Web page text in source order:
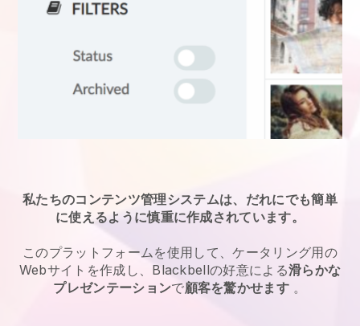
私たちのコンテンツ管理システムは、だれにでも簡単
に使えるように慎重に作成されています。
このプラットフォームを使用して、ケータリング用の
Webサイトを作成し、Blackbellの好意による滑らかな
プレゼンテーションで顧客を驚かせます 。